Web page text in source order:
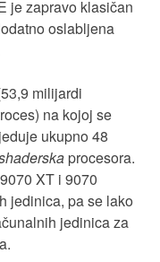
je zapravo klasičan
oslabljena
milijardi
na kojoj se
ukupno 48
procesora.
XT i 9070
jedinica, pa se lako
jedinica za